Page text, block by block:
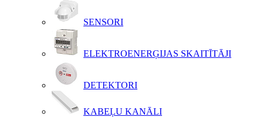
SENSORI
ELEKTROENERĢIJAS SKAITĪTĀJI
DETEKTORI
KABEĻU KANĀLI